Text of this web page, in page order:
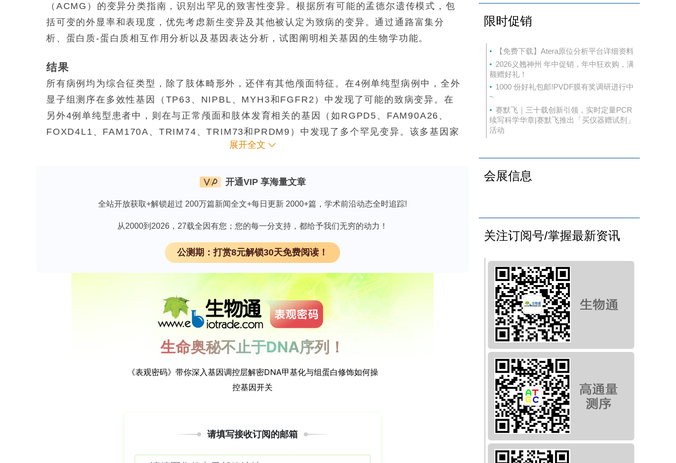
（ACMG）的变异分类指南，识别出罕见的致害性变异。根据所有可能的孟德尔遗传模式，包
括可变的外显率和表现度，优先考虑新生变异及其他被认定为致病的变异。通过通路富集分
析、蛋白质-蛋白质相互作用分析以及基因表达分析，试图阐明相关基因的生物学功能。
结果
所有病例均为综合征类型，除了肢体畸形外，还伴有其他颅面特征。在4例单纯型病例中，全外
显子组测序在多效性基因（ TP63 、 NIPBL 、 MYH3和FGFR2 ）中发现了可能的致病变异。在
另外4例单纯型患者中，则在与正常颅面和肢体发育相关的基因（如 RGPD5、FAM90A26、
FOXD4L1、FAM170A、TRIM74、TRIM73和 PRDM9 ）中发现了多个罕见变异。该多基因家
TP63变异，这与常染色体显性遗传且表现度可变的情况
持了这些基因与颅面结构相关的作用。
虽然有些病例可归因于单基因综合征（如与NIPBL相关的柯尼利亚·德朗格综合征），但其他病
例可能是由多种综合征共同导致的。如果这些研究结果能在更多人群中得到验证，将为复发风
险评估、遗传咨询以及临床治疗提供依据。
欢迎下载《抗体人源化服务全流程解析》》
口面裂是一种在胚胎发育过程中最常见的先天性颅面畸形。其发生率为每700个活产婴儿中有1
的出生缺陷，影响每500到1000个活产婴儿中的1例。它可能单独出现，也可能作为综合征的
研究共纳入9名患有口面裂和肢体畸形的无关患者，其中包括一个患病的母亲和患者的多基因家
族。对受影响家庭的DNA样本进行了100X全外显子组测序，使用Illumina HiSeq平台的配对
展开全文
开通VIP 享海量文章
全站开放获取+解锁超过 200万篇新闻全文+每日更新 2000+篇，学术前沿动态全时追踪!
从2000到2026，27载全因有您；您的每一分支持，都给予我们无穷的动力！
公测期：打赏8元解锁30天免费阅读！
限时促销
【免费下载】Atera原位分析平台详细资料
2026义翘神州 年中促销，年中狂欢购，满
额赠好礼！
1000 份好礼包邮!PVDF膜有奖调研进行中
~
赛默飞｜三十载创新引领，实时定量PCR
续写科学华章|赛默飞推出「买仪器赠试剂」
活动
会展信息
关注订阅号/掌握最新资讯